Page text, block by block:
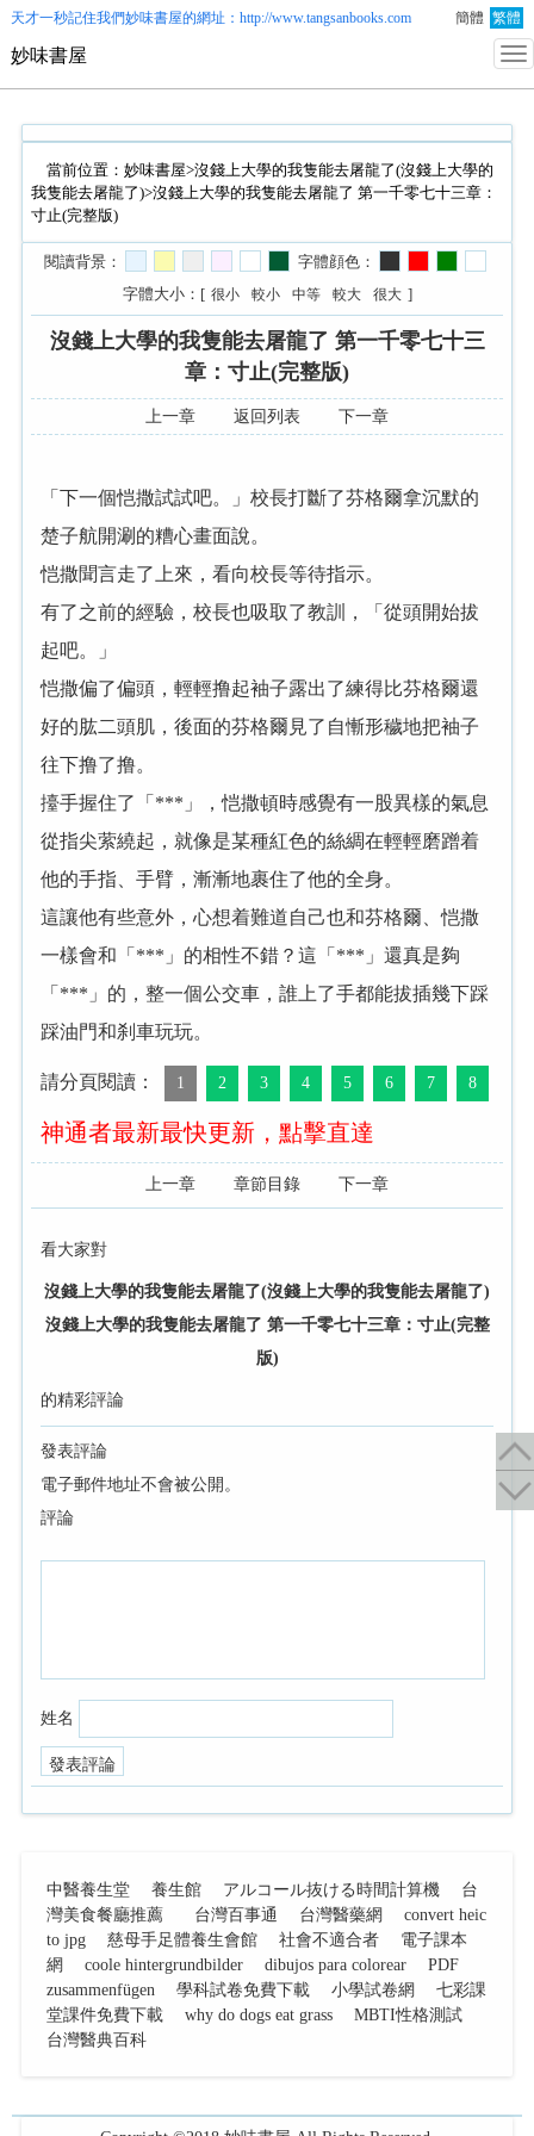
天才一秒記住我們妙味書屋的網址：http://www.tangsanbooks.com 簡體 繁體
妙味書屋
當前位置： 妙味書屋>沒錢上大學的我隻能去屠龍了(沒錢上大學的
我隻能去屠龍了)>沒錢上大學的我隻能去屠龍了 第一千零七十三章：
寸止(完整版)
閱讀背景：
字體顔色：
字體大小：[ 很小 較小 中等 較大 很大 ]
沒錢上大學的我隻能去屠龍了 第一千零七十三
章：寸止(完整版)
上一章 返回列表 下一章
「下一個恺撒試試吧。」校長打斷了芬格爾拿沉默的
楚子航開涮的糟心畫面說。
恺撒聞言走了上來，看向校長等待指示。
有了之前的經驗，校長也吸取了教訓，「從頭開始拔
起吧。」
恺撒偏了偏頭，輕輕撸起袖子露出了練得比芬格爾還
好的肱二頭肌，後面的芬格爾見了自慚形穢地把袖子
往下撸了撸。
擡手握住了「***」，恺撒頓時感覺有一股異樣的氣息
從指尖萦繞起，就像是某種紅色的絲綢在輕輕磨蹭着
他的手指、手臂，漸漸地裹住了他的全身。
這讓他有些意外，心想着難道自己也和芬格爾、恺撒
一樣會和「***」的相性不錯？這「***」還真是夠
「***」的，整一個公交車，誰上了手都能拔插幾下踩
踩油門和刹車玩玩。
請分頁閱讀： 1 2 3 4 5 6 7 8
神通者最新最快更新，點擊直達
上一章 章節目錄 下一章
看大家對
沒錢上大學的我隻能去屠龍了(沒錢上大學的我隻能去屠龍了)
沒錢上大學的我隻能去屠龍了 第一千零七十三章：寸止(完整
版)
的精彩評論
發表評論
電子郵件地址不會被公開。
評論
姓名
中醫養生堂 養生館 アルコール抜ける時間計算機
台
灣美食餐廳推薦
台灣百事通 台灣醫藥網
convert heic
to jpg
慈母手足體養生會館 社會不適合者
電子課本
網
coole hintergrundbilder dibujos para colorear
PDF
zusammenfügen
學科試卷免費下載 小學試卷網
七彩課
堂課件免費下載
why do dogs eat grass
MBTI性格測試
台灣醫典百科